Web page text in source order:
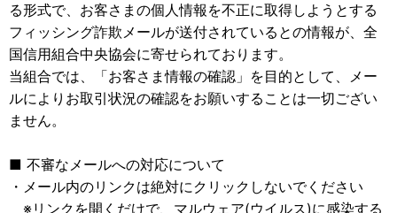
る形式で、お客さまの個人情報を不正に取得しようとする
フィッシング詐欺メールが送付されているとの情報が、全
国信用組合中央協会に寄せられております。
当組合では、「お客さま情報の確認」を目的として、メー
ルによりお取引状況の確認をお願いすることは一切ござい
ません。
■ 不審なメールへの対応について
・メール内のリンクは絶対にクリックしないでください
※リンクを開くだけで、マルウェア(ウイルス)に感染する